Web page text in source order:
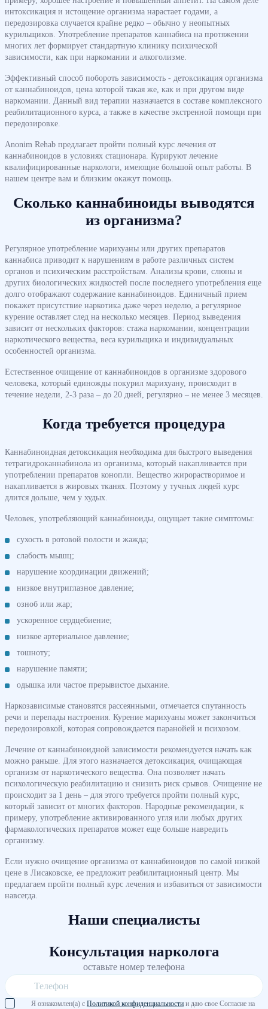
интоксикация и истощение организма нарастает годами, а
передозировка случается крайне редко – обычно у неопытных
курильщиков. Употребление препаратов каннабиса на протяжении
многих лет формирует стандартную клинику психической
зависимости, как при наркомании и алкоголизме.
Эффективный способ побороть зависимость - детоксикация организма
от каннабиноидов, цена которой такая же, как и при другом виде
наркомании. Данный вид терапии назначается в составе комплексного
реабилитационного курса, а также в качестве экстренной помощи при
передозировке.
Anonim Rehab предлагает пройти полный курс лечения от
каннабиноидов в условиях стационара. Курируют лечение
квалифицированные наркологи, имеющие большой опыт работы. В
нашем центре вам и близким окажут помощь.
Сколько каннабиноиды выводятся
из организма?
Регулярное употребление марихуаны или других препаратов
каннабиса приводит к нарушениям в работе различных систем
органов и психическим расстройствам. Анализы крови, слюны и
других биологических жидкостей после последнего употребления еще
долго отображают содержание каннабиноидов. Единичный прием
покажет присутствие наркотика даже через неделю, а регулярное
курение оставляет след на несколько месяцев. Период выведения
зависит от нескольких факторов: стажа наркомании, концентрации
наркотического вещества, веса курильщика и индивидуальных
особенностей организма.
Естественное очищение от каннабиноидов в организме здорового
человека, который единожды покурил марихуану, происходит в
течение недели, 2-3 раза – до 20 дней, регулярно – не менее 3 месяцев.
Когда требуется процедура
Каннабиноидная детоксикация необходима для быстрого выведения
тетрагидроканнабинола из организма, который накапливается при
употреблении препаратов конопли. Вещество жирорастворимое и
накапливается в жировых тканях. Поэтому у тучных людей курс
длится дольше, чем у худых.
Человек, употребляющий каннабиноиды, ощущает такие симптомы:
сухость в ротовой полости и жажда;
слабость мышц;
нарушение координации движений;
низкое внутриглазное давление;
озноб или жар;
ускоренное сердцебиение;
низкое артериальное давление;
тошноту;
нарушение памяти;
одышка или частое прерывистое дыхание.
Наркозависимые становятся рассеянными, отмечается спутанность
речи и перепады настроения. Курение марихуаны может закончиться
передозировкой, которая сопровождается паранойей и психозом.
Лечение от каннабиноидной зависимости рекомендуется начать как
можно раньше. Для этого назначается детоксикация, очищающая
организм от наркотического вещества. Она позволяет начать
психологическую реабилитацию и снизить риск срывов. Очищение не
происходит за 1 день – для этого требуется пройти полный курс,
который зависит от многих факторов. Народные рекомендации, к
примеру, употребление активированного угля или любых других
фармакологических препаратов может еще больше навредить
организму.
Если нужно очищение организма от каннабиноидов по самой низкой
цене в Лисаковске, ее предложит реабилитационный центр. Мы
предлагаем пройти полный курс лечения и избавиться от зависимости
навсегда.
Наши специалисты
Консультация нарколога
оставьте номер телефона
Я ознакомлен(а) с Политикой конфиденциальности и даю свое Согласие на